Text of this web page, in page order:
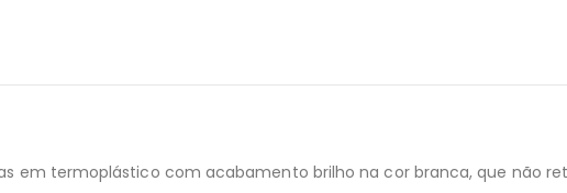
em termoplástico com acabamento brilho na cor branca, que não